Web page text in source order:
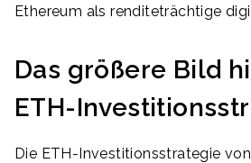
Ethereum als renditeträchtige
Das größere Bild
ETH-
Die ETH-Investitionsstrategie